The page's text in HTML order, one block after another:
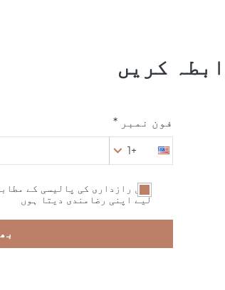
کریں
فون نمبر *
+1
میں رازداری کی پالیسی کے
لیے اپنی رضامندی دیتا ہوں